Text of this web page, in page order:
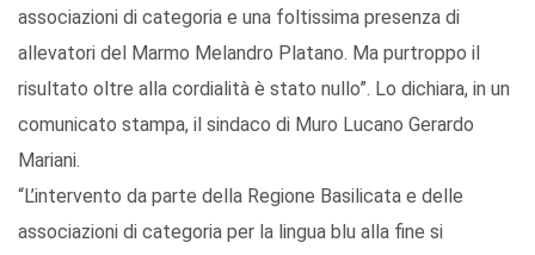
associazioni di categoria e una foltissima presenza di
allevatori del Marmo Melandro Platano. Ma purtroppo il
risultato oltre alla cordialità è stato nullo”. Lo dichiara, in un
comunicato stampa, il sindaco di Muro Lucano Gerardo
Mariani.
“L’intervento da parte della Regione Basilicata e delle
associazioni di categoria per la lingua blu alla fine si